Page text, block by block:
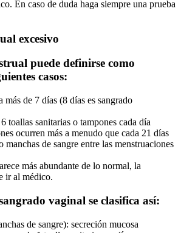
En caso de duda haga siempre una prueba
excesivo
puede definirse como
casos:
más de 7 días (8 días es sangrado
toallas sanitarias o tampones cada día
ocurren más a menudo que cada 21 días
manchas de sangre entre las menstruaciones
más abundante de lo normal, la
ir al médico.
vaginal se clasifica así:
de sangre): secreción mucosa